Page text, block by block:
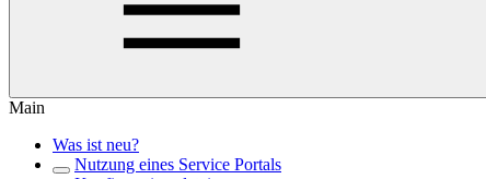
Main
Was ist neu?
Nutzung eines Service Portals